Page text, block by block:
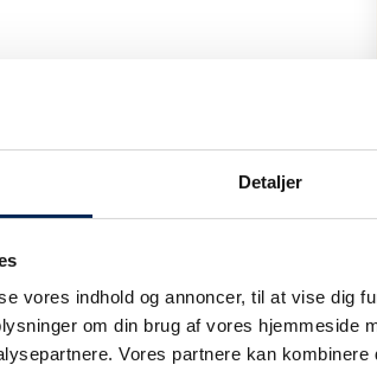
Detaljer
vores indhold og annoncer, til at vise dig
om din brug af vores hjemmeside
Vores partnere kan
os og har derfor nok nogle
svar på netop dine spørgsmål